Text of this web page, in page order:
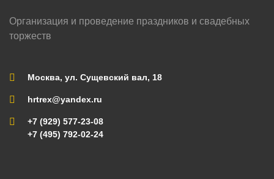
Организация и проведение праздников и свадебных
торжеств
Москва, ул. Сущевский вал, 18
hrtrex@yandex.ru
+7 (929) 577-23-08
+7 (495) 792-02-24